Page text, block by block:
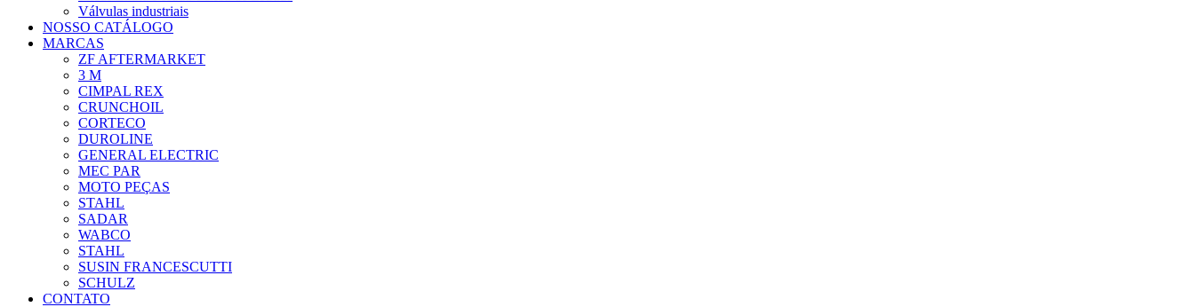
Válvulas industriais
NOSSO CATÁLOGO
MARCAS
ZF AFTERMARKET
3 M
CIMPAL REX
CRUNCHOIL
CORTECO
DUROLINE
GENERAL ELECTRIC
MEC PAR
MOTO PEÇAS
STAHL
SADAR
WABCO
STAHL
SUSIN FRANCESCUTTI
SCHULZ
CONTATO